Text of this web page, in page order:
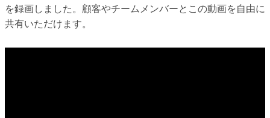
を録画しました。顧客やチームメンバーとこの動画を自由に
共有いただけます。